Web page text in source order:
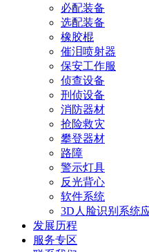
必配装备
选配装备
橡胶棍
催泪喷射器
保安工作服
侦查设备
刑侦设备
消防器材
抢险救灾
攀登器材
路障
警示灯具
反光背心
软件系统
3D人脸识别系统
发展历程
服务专区